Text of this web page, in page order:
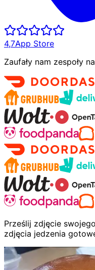
4,7App Store
Zaufały nam zespoły na
Prześlij zdjęcie
zdjęcia jedzenia